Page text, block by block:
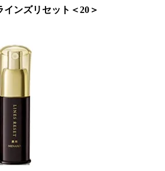
ンズリセット＜20＞